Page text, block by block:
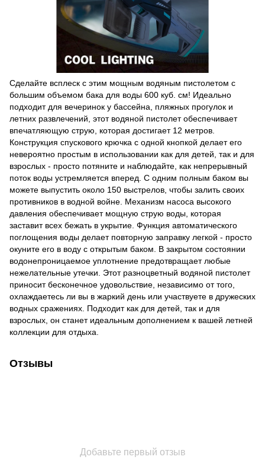
Сделайте всплеск с этим мощным водяным пистолетом с
большим объемом бака для воды 600 куб. см! Идеально
подходит для вечеринок у бассейна, пляжных прогулок и
летних развлечений, этот водяной пистолет обеспечивает
впечатляющую струю, которая достигает 12 метров.
Конструкция спускового крючка с одной кнопкой делает его
невероятно простым в использовании как для детей, так и для
взрослых - просто потяните и наблюдайте, как непрерывный
поток воды устремляется вперед. С одним полным баком вы
можете выпустить около 150 выстрелов, чтобы залить своих
противников в водной войне. Механизм насоса высокого
давления обеспечивает мощную струю воды, которая
заставит всех бежать в укрытие. Функция автоматического
поглощения воды делает повторную заправку легкой - просто
окуните его в воду с открытым баком. В закрытом состоянии
водонепроницаемое уплотнение предотвращает любые
нежелательные утечки. Этот разноцветный водяной пистолет
приносит бесконечное удовольствие, независимо от того,
охлаждаетесь ли вы в жаркий день или участвуете в дружеских
водных сражениях. Подходит как для детей, так и для
взрослых, он станет идеальным дополнением к вашей летней
коллекции для отдыха.
Отзывы
Добавьте первый отзыв